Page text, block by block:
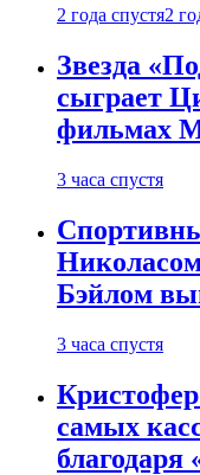
2 года спустя2
Звезда
сыграет
фильмах
3 часа спустя
Бэйлом
3 часа спустя
самых
благодаря